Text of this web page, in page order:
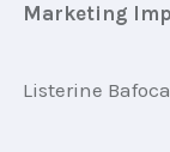
Marketing
Listerine